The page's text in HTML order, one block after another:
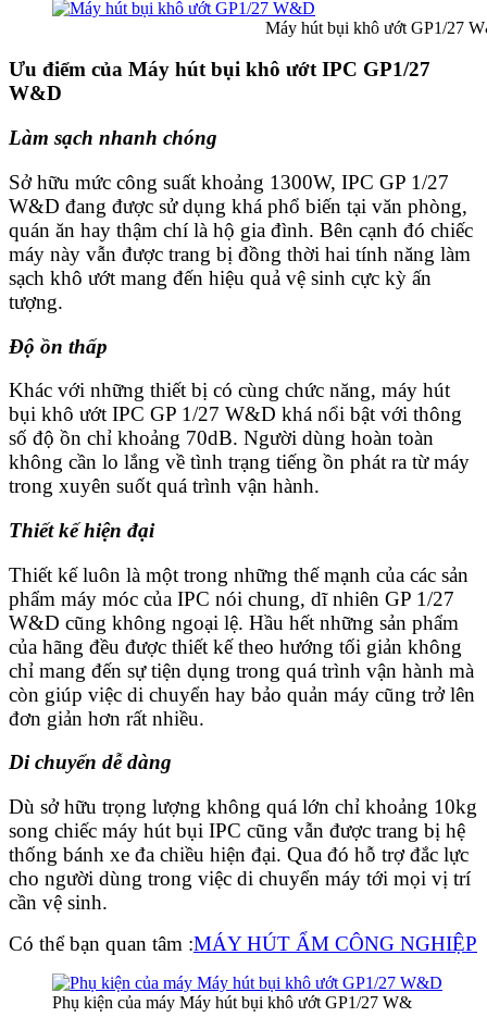
Máy hút bụi khô ướt GP1/27 W&D
Ưu điểm của Máy hút bụi khô ướt IPC GP1/27
W&D
Làm sạch nhanh chóng
Sở hữu mức công suất khoảng 1300W, IPC GP 1/27
W&D đang được sử dụng khá phổ biến tại văn phòng,
quán ăn hay thậm chí là hộ gia đình. Bên cạnh đó chiếc
máy này vẫn được trang bị đồng thời hai tính năng làm
sạch khô ướt mang đến hiệu quả vệ sinh cực kỳ ấn
tượng.
Độ ồn thấp
Khác với những thiết bị có cùng chức năng, máy hút
bụi khô ướt IPC GP 1/27 W&D khá nổi bật với thông
số độ ồn chỉ khoảng 70dB. Người dùng hoàn toàn
không cần lo lắng về tình trạng tiếng ồn phát ra từ máy
trong xuyên suốt quá trình vận hành.
Thiết kế hiện đại
Thiết kế luôn là một trong những thế mạnh của các sản
phẩm máy móc của IPC nói chung, dĩ nhiên GP 1/27
W&D cũng không ngoại lệ. Hầu hết những sản phẩm
của hãng đều được thiết kế theo hướng tối giản không
chỉ mang đến sự tiện dụng trong quá trình vận hành mà
còn giúp việc di chuyển hay bảo quản máy cũng trở lên
đơn giản hơn rất nhiều.
Di chuyển dễ dàng
Dù sở hữu trọng lượng không quá lớn chỉ khoảng 10kg
song chiếc máy hút bụi IPC cũng vẫn được trang bị hệ
thống bánh xe đa chiều hiện đại. Qua đó hỗ trợ đắc lực
cho người dùng trong việc di chuyển máy tới mọi vị trí
cần vệ sinh.
Có thể bạn quan tâm :MÁY HÚT ẨM CÔNG NGHIỆP
Phụ kiện của máy Máy hút bụi khô ướt GP1/27 W&